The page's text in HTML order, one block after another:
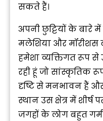
सकते हैं।
अपनी छुट्टियों के बारे
मलेशिया और मॉरीशस
हमेशा व्यक्तिगत रूप से
रही हूं जो सांस्कृतिक
दृष्टि से मनभावन हैं
स्थान उस क्षेत्र में
जगहों के लोग बहुत